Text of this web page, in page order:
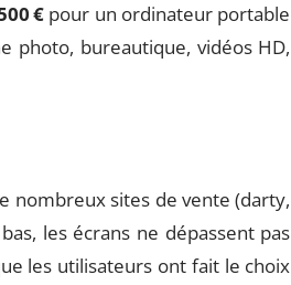
€pour un ordinateur portable
photo, bureautique, vidéos HD,
nombreux sites de vente (darty,
les écrans ne dépassent pas
les utilisateurs ont fait le choix